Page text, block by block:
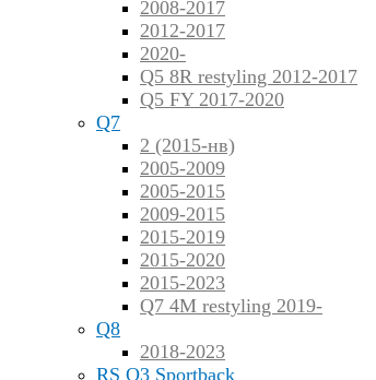
2008-2017
2012-2017
2020-
Q5 8R restyling 2012-2017
Q5 FY 2017-2020
Q7
2 (2015-нв)
2005-2009
2005-2015
2009-2015
2015-2019
2015-2020
2015-2023
Q7 4M restyling 2019-
Q8
2018-2023
RS Q3 Sportback